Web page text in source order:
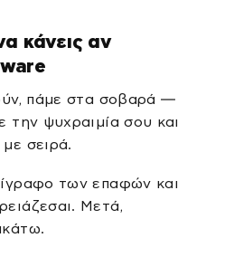
κάνεις αν
πάμε στα σοβαρά —
ψυχραιμία σου και
σειρά.
των επαφών και
Μετά,